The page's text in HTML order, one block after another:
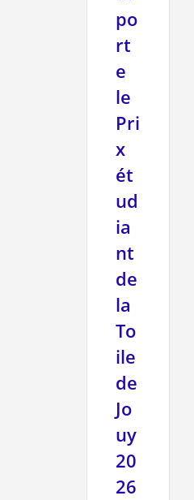
po
rt
e
le
Pri
x
ét
ud
ia
nt
de
la
To
ile
de
Jo
uy
20
26